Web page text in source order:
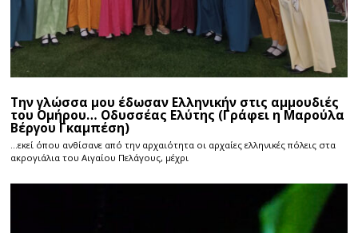
Την γλώσσα μου έδωσαν Ελληνικήν στις αμμουδιές
του Ομήρου… Οδυσσέας Ελύτης (Γράφει η Μαρούλα
Βέργου Γκαμπέση)
…εκεί όπου ανθίσανε από την αρχαιότητα οι αρχαίες ελληνικές πόλεις στα
ακρογιάλια του Αιγαίου Πελάγους, μέχρι